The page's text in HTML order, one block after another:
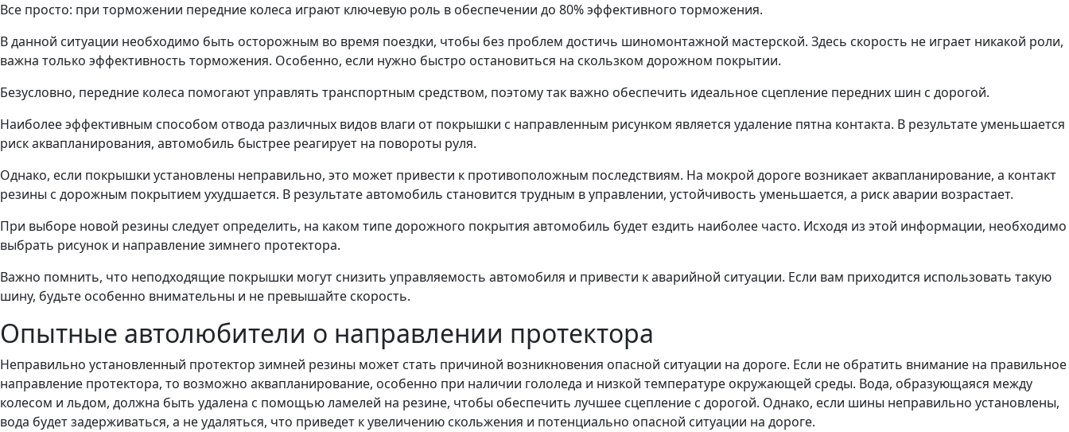
Все просто: при торможении передние колеса играют ключевую роль в обеспечении до 80% эффективного торможения.
В данной ситуации необходимо быть осторожным во время поездки, чтобы без проблем достичь шиномонтажной мастерской. Здесь скорость не играет никакой роли,
важна только эффективность торможения. Особенно, если нужно быстро остановиться на скользком дорожном покрытии.
Безусловно, передние колеса помогают управлять транспортным средством, поэтому так важно обеспечить идеальное сцепление передних шин с дорогой.
Наиболее эффективным способом отвода различных видов влаги от покрышки с направленным рисунком является удаление пятна контакта. В результате уменьшается
риск аквапланирования, автомобиль быстрее реагирует на повороты руля.
Однако, если покрышки установлены неправильно, это может привести к противоположным последствиям. На мокрой дороге возникает аквапланирование, а контакт
резины с дорожным покрытием ухудшается. В результате автомобиль становится трудным в управлении, устойчивость уменьшается, а риск аварии возрастает.
При выборе новой резины следует определить, на каком типе дорожного покрытия автомобиль будет ездить наиболее часто. Исходя из этой информации, необходимо
выбрать рисунок и направление зимнего протектора.
Важно помнить, что неподходящие покрышки могут снизить управляемость автомобиля и привести к аварийной ситуации. Если вам приходится использовать такую
шину, будьте особенно внимательны и не превышайте скорость.
Опытные автолюбители о направлении протектора
Неправильно установленный протектор зимней резины может стать причиной возникновения опасной ситуации на дороге. Если не обратить внимание на правильное
направление протектора, то возможно аквапланирование, особенно при наличии гололеда и низкой температуре окружающей среды. Вода, образующаяся между
колесом и льдом, должна быть удалена с помощью ламелей на резине, чтобы обеспечить лучшее сцепление с дорогой. Однако, если шины неправильно установлены,
вода будет задерживаться, а не удаляться, что приведет к увеличению скольжения и потенциально опасной ситуации на дороге.